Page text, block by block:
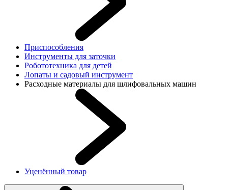
Приспособления
Инструменты для заточки
Робототехника для детей
Лопаты и садовый инструмент
Расходные материалы для шлифовальных машин
Уценённый товар